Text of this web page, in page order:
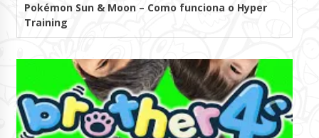
Pokémon Sun & Moon – Como funciona o Hyper
Training